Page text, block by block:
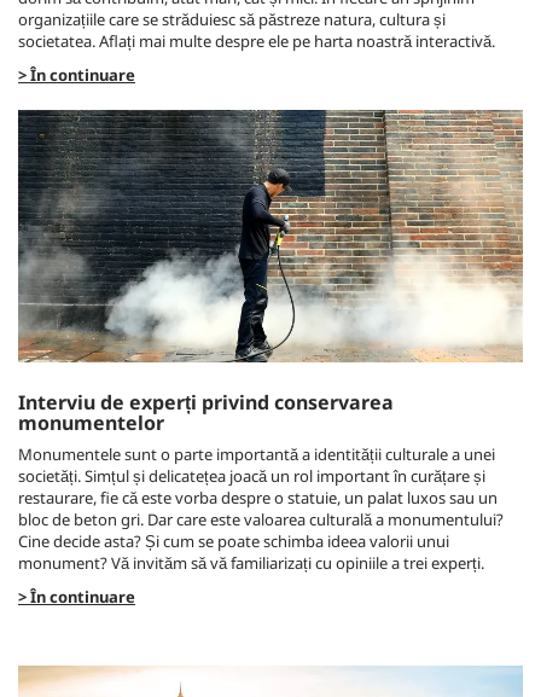
organizațiile care se străduiesc să păstreze natura, cultura și
societatea. Aflați mai multe despre ele pe harta noastră interactivă.
> În continuare
Interviu de experți privind conservarea
monumentelor
Monumentele sunt o parte importantă a identității culturale a unei
societăți. Simțul și delicatețea joacă un rol important în curățare și
restaurare, fie că este vorba despre o statuie, un palat luxos sau un
bloc de beton gri. Dar care este valoarea culturală a monumentului?
Cine decide asta? Și cum se poate schimba ideea valorii unui
monument? Vă invităm să vă familiarizați cu opiniile a trei experți.
> În continuare